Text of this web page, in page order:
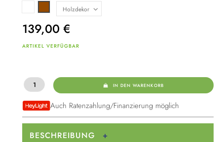
139,00 €
ARTIKEL VERFÜGBAR
IN DEN WARENKORB
Auch Ratenzahlung/Finanzierung möglich
BESCHREIBUNG